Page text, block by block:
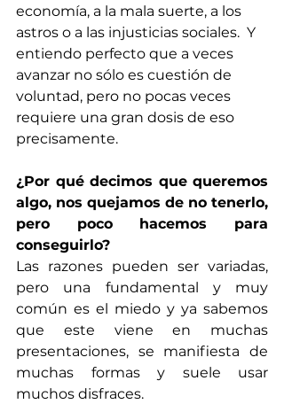
economía, a la mala suerte, a los
astros o a las injusticias sociales.  Y
entiendo perfecto que a veces
avanzar no sólo es cuestión de
voluntad, pero no pocas veces
requiere una gran dosis de eso
precisamente.
¿Por qué decimos que queremos
algo, nos quejamos de no tenerlo,
pero poco hacemos para
conseguirlo?
Las razones pueden ser variadas,
pero una fundamental y muy
común es el miedo y ya sabemos
que este viene en muchas
presentaciones, se manifiesta de
muchas formas y suele usar
muchos disfraces.